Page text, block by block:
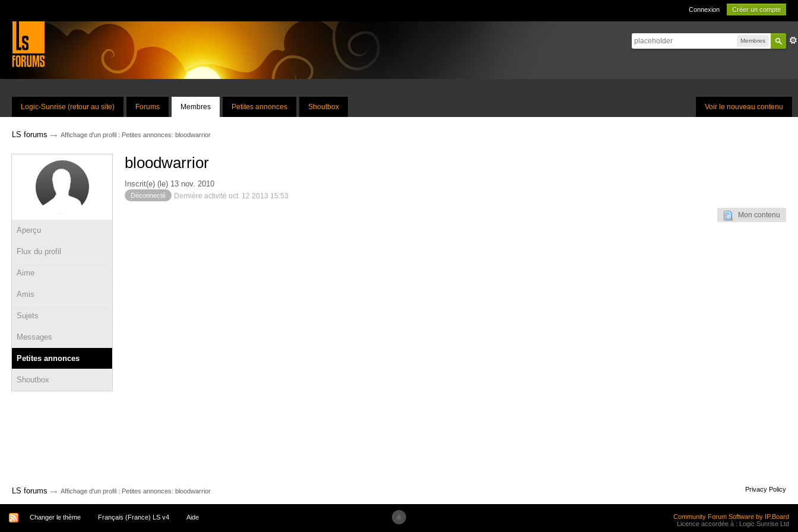
Connexion Créer un compte
Membres
Voir le nouveau contenu
Logic-Sunrise (retour au site) Forums Membres Petites annonces Shoutbox
LS forums → Affichage d'un profil : Petites annonces: bloodwarrior
Aperçu
Flux du profil
Aime
Amis
Sujets
Messages
Petites annonces
Shoutbox
bloodwarrior
Inscrit(e) (le) 13 nov. 2010
Déconnecté Dernière activité oct. 12 2013 15:53
Mon contenu
LS forums → Affichage d'un profil : Petites annonces: bloodwarrior Privacy Policy
Changer le thème Français (France) LS v4 Aide
Community Forum Software by IP.Board
Licence accordée à : Logic Sunrise Ltd